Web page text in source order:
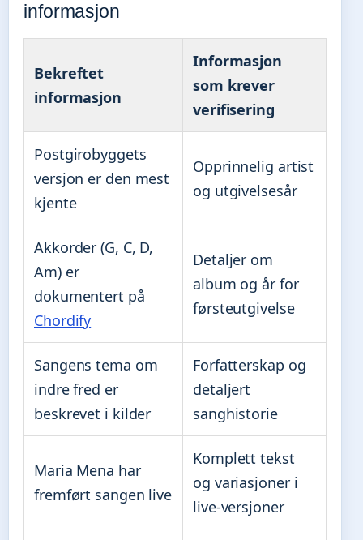
informasjon
Bekreftet
informasjon
Informasjon
som krever
verifisering
Postgirobyggets
versjon er den mest
kjente
Opprinnelig artist
og utgivelsesår
Akkorder (G, C, D,
Am) er
dokumentert på
Chordify
Detaljer om
album og år for
førsteutgivelse
Sangens tema om
indre fred er
beskrevet i kilder
Forfatterskap og
detaljert
sanghistorie
Maria Mena har
fremført sangen live
Komplett tekst
og variasjoner i
live-versjoner